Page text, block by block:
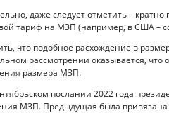
даже следует отметить –
тариф на МЗП (например, в США –
что подобное расхождение в
рассмотрении оказывается, что
размера МЗП.
послании 2022 года
МЗП. Предыдущая была